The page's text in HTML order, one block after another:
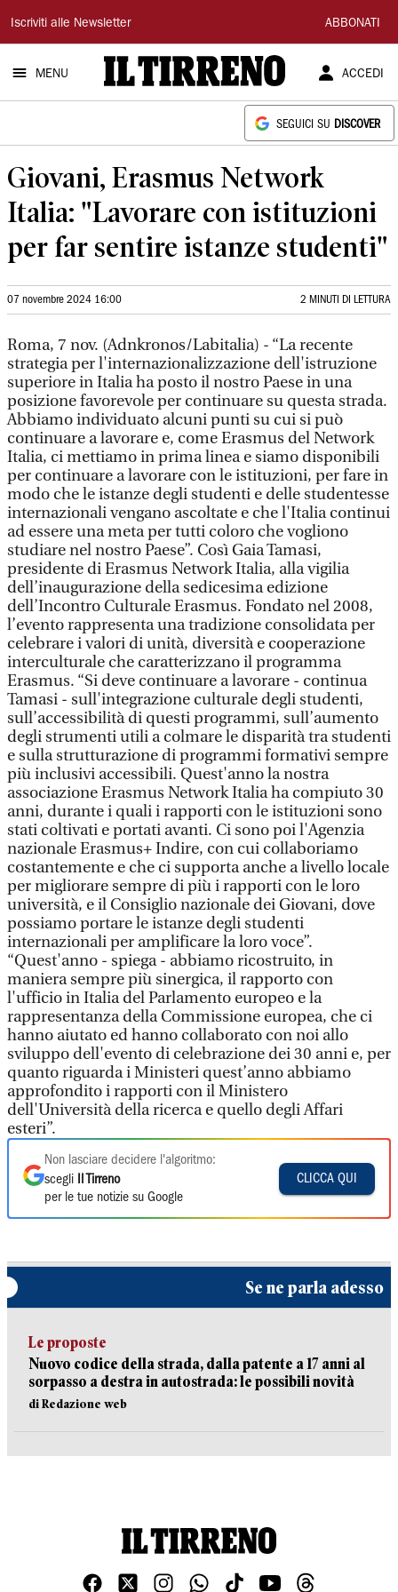
Il
Tirreno
Iscriviti alle Newsletter ABBONATI
MENU ACCEDI
SEGUICI SU DISCOVER
Giovani, Erasmus Network
Italia: "Lavorare con istituzioni
per far sentire istanze studenti"
07 novembre 2024 16:00 2 MINUTI DI LETTURA
Roma, 7 nov. (Adnkronos/Labitalia) - “La recente
strategia per l'internazionalizzazione dell'istruzione
superiore in Italia ha posto il nostro Paese in una
posizione favorevole per continuare su questa strada.
Abbiamo individuato alcuni punti su cui si può
continuare a lavorare e, come Erasmus del Network
Italia, ci mettiamo in prima linea e siamo disponibili
per continuare a lavorare con le istituzioni, per fare in
modo che le istanze degli studenti e delle studentesse
internazionali vengano ascoltate e che l'Italia continui
ad essere una meta per tutti coloro che vogliono
studiare nel nostro Paese”. Così Gaia Tamasi,
presidente di Erasmus Network Italia, alla vigilia
dell’inaugurazione della sedicesima edizione
dell’Incontro Culturale Erasmus. Fondato nel 2008,
l’evento rappresenta una tradizione consolidata per
celebrare i valori di unità, diversità e cooperazione
interculturale che caratterizzano il programma
Erasmus. “Si deve continuare a lavorare - continua
Tamasi - sull'integrazione culturale degli studenti,
sull’accessibilità di questi programmi, sull’aumento
degli strumenti utili a colmare le disparità tra studenti
e sulla strutturazione di programmi formativi sempre
più inclusivi accessibili. Quest'anno la nostra
associazione Erasmus Network Italia ha compiuto 30
anni, durante i quali i rapporti con le istituzioni sono
stati coltivati e portati avanti. Ci sono poi l'Agenzia
nazionale Erasmus+ Indire, con cui collaboriamo
costantemente e che ci supporta anche a livello locale
per migliorare sempre di più i rapporti con le loro
università, e il Consiglio nazionale dei Giovani, dove
possiamo portare le istanze degli studenti
internazionali per amplificare la loro voce”.
“Quest'anno - spiega - abbiamo ricostruito, in
maniera sempre più sinergica, il rapporto con
l'ufficio in Italia del Parlamento europeo e la
rappresentanza della Commissione europea, che ci
hanno aiutato ed hanno collaborato con noi allo
sviluppo dell'evento di celebrazione dei 30 anni e, per
quanto riguarda i Ministeri quest’anno abbiamo
approfondito i rapporti con il Ministero
dell'Università della ricerca e quello degli Affari
esteri”.
Non lasciare decidere l'algoritmo:
scegli
Il Tirreno
per le tue notizie su Google
CLICCA QUI
Se ne parla adesso
Le proposte
Nuovo codice della strada, dalla patente a 17 anni al
sorpasso a destra in autostrada: le possibili novità
di Redazione web